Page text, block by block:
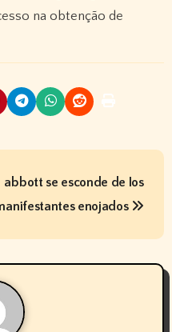
na obtenção de
abbott se esconde de los
enojados